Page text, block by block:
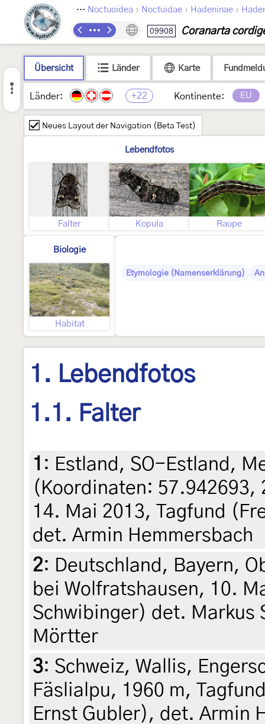
Lepidoptera Noctuoidea › Noctuidae › Hadeninae ›
09908 Coranarta
Übersicht Länder Karte
Länder: +22 Kontinente: EU
Neues Layout der Navigation (Beta Test)
Lebendfotos
Falter Kopula Raupe
Biologie
Habitat
Etymologie (Namenserklärung)
1. Lebendfotos
1.1. Falter
1 : Estland, SO-Estland,
(Koordinaten: 57.942693,
14. Mai 2013, Tagfund
det. Armin Hemmersbach
2: Deutschland, Bayern,
bei Wolfratshausen, 10.
Schwibinger) det. Markus
Mörtter
3: Schweiz, Wallis,
Fäslialpu, 1960 m,
Ernst Gubler), det. Armin